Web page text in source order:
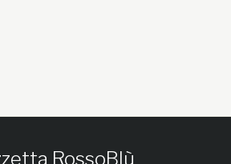
RossoBlù